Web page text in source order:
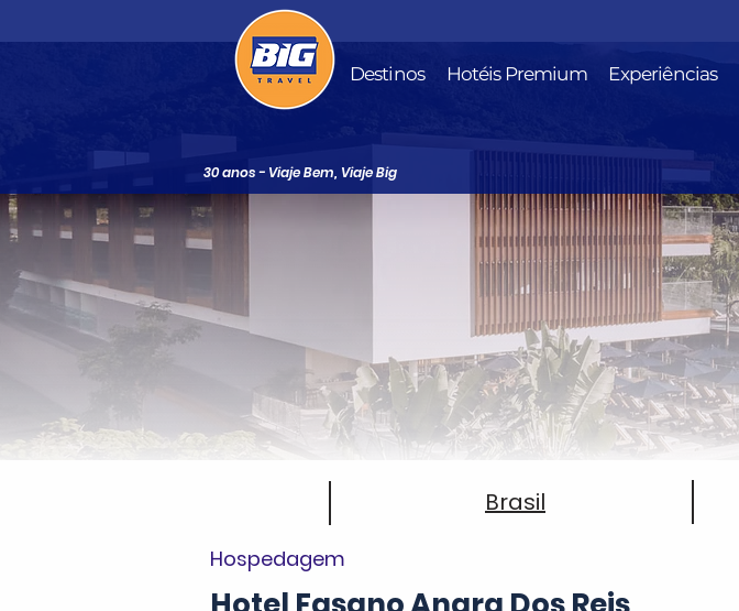
Destinos Hotéis Premium Experiências
30 anos - Viaje Bem, Viaje Big
Brasil
Hospedagem